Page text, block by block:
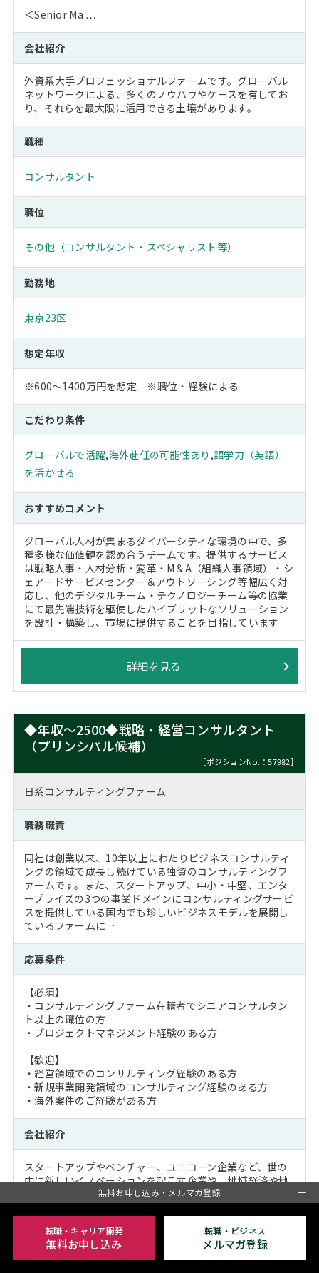
＜Senior Ma …
会社紹介
外資系大手プロフェッショナルファームです。グローバル
ネットワークによる、多くのノウハウやケースを有してお
り、それらを最大限に活用できる土壌があります。
職種
コンサルタント
職位
その他（コンサルタント・スペシャリスト等）
勤務地
東京23区
想定年収
※600～1400万円を想定 ※職位・経験による
こだわり条件
グローバルで活躍,海外赴任の可能性あり ,語学力（英語）
を活かせる
おすすめコメント
グローバル人材が集まるダイバーシティな環境の中で、多
種多様な価値観を認め合うチームです。提供するサービス
は戦略人事・人材分析・変革・M＆A（組織人事領域）・シ
ェアードサービスセンター＆アウトソーシング等幅広く対
応し、他のデジタルチーム・テクノロジーチーム等の協業
にて最先端技術を駆使したハイブリットなソリューション
を設計・構築し、市場に提供することを目指しています
詳細を見る
◆年収～2500◆戦略・経営コンサルタント
（プリンシパル候補）
［ポジションNo.：57982］
日系コンサルティングファーム
職務職責
同社は創業以来、10年以上にわたりビジネスコンサルティ
ングの領域で成長し続けている独資のコンサルティングフ
ァームです。また、スタートアップ、中小・中堅、エンタ
ープライズの3つの事業ドメインにコンサルティングサービ
スを提供している国内でも珍しいビジネスモデルを展開し
ているファームに …
応募条件
【必須】
・コンサルティングファーム在籍者でシニアコンサルタン
ト以上の職位の方
・プロジェクトマネジメント経験のある方
【歓迎】
・経営領域でのコンサルティング経験のある方
・新規事業開発領域のコンサルティング経験のある方
・海外案件のご経験がある方
会社紹介
スタートアップやベンチャー、ユニコーン企業など、世の
中に新しいイノベーションを起こす企業や、地域経済や地
方創生に貢献する企業を対象とした総合コンサルティング
ファームです。
創業以来、中堅・ベンチャー企業を中心とした”クライアン
トの事業成長にコミットしたコンサルティング”は、大手企
業の新規事業コンサルティングにも領域を広げ価値を発揮
無料お申し込み・メルマガ登録
転職・キャリア開発
無料お申し込み
転職・ビジネス
メルマガ登録